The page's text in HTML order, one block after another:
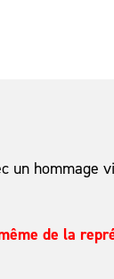
un hommage
de la